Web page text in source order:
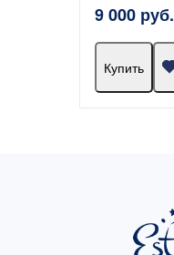
9 000 руб.
Купить